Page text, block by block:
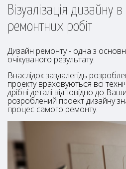
Візуалізація дизайну
ремонтних робіт
Дизайн ремонту - одна з
очікуваного результату.
Внаслідок заздалегідь
проекту враховуються всі
дрібні деталі відповідно до
розроблений проект дизайну
процес самого ремонту.